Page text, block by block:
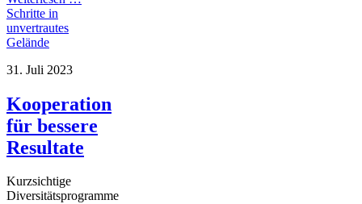
Schritte in
unvertrautes
Gelände
31. Juli 2023
Kooperation
für bessere
Resultate
Kurzsichtige
Diversitätsprogramme